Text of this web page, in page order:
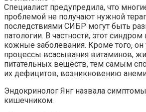
Специалист предупредила, что
проблемой не получают нужной
последствиями СИБР могут быть
патологии. В частности, этот
кожные заболевания. Кроме того, он
процессы всасывания витаминов,
питательных веществ, тем самым
их дефицитов, возникновению
Эндокринолог Янг назвала
кишечником.